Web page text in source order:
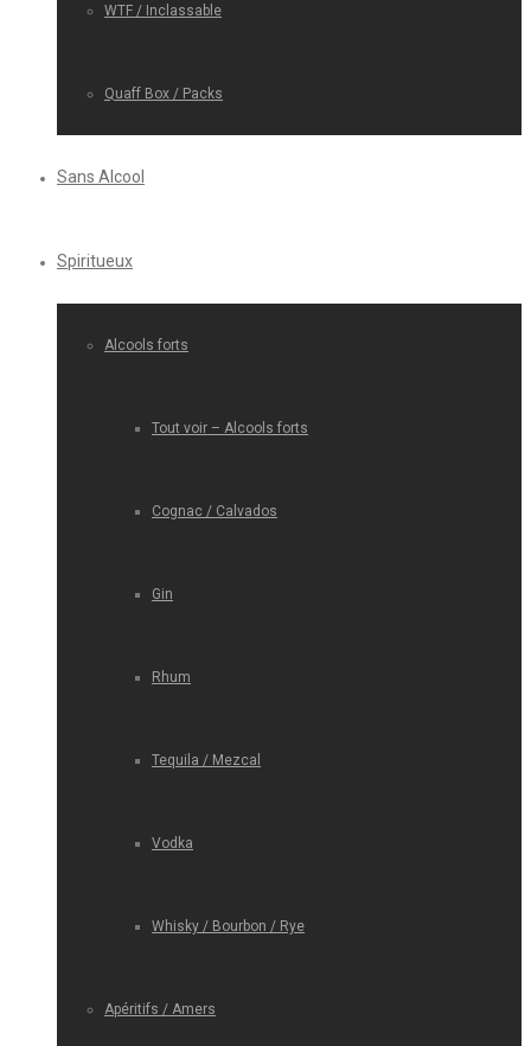
WTF / Inclassable
Quaff Box / Packs
Sans Alcool
Spiritueux
Alcools forts
Tout voir – Alcools forts
Cognac / Calvados
Gin
Rhum
Tequila / Mezcal
Vodka
Whisky / Bourbon / Rye
Apéritifs / Amers